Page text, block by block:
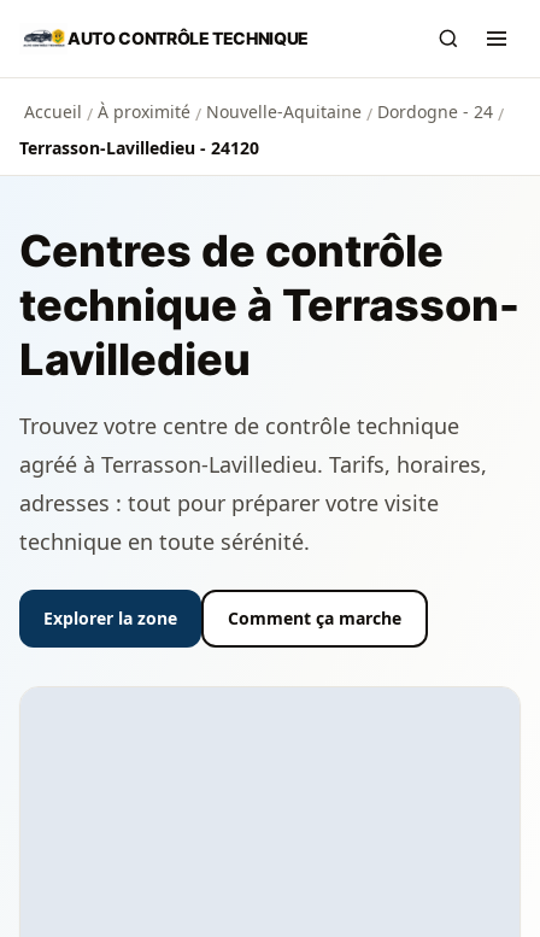
Aller au contenu principal
AUTO CONTRÔLE TECHNIQUE
Accueil / À proximité / Nouvelle-Aquitaine / Dordogne - 24 /
Terrasson-Lavilledieu - 24120
Centres de contrôle
technique à Terrasson-
Lavilledieu
Trouvez votre centre de contrôle technique
agréé à Terrasson-Lavilledieu. Tarifs, horaires,
adresses : tout pour préparer votre visite
technique en toute sérénité.
Explorer la zone Comment ça marche